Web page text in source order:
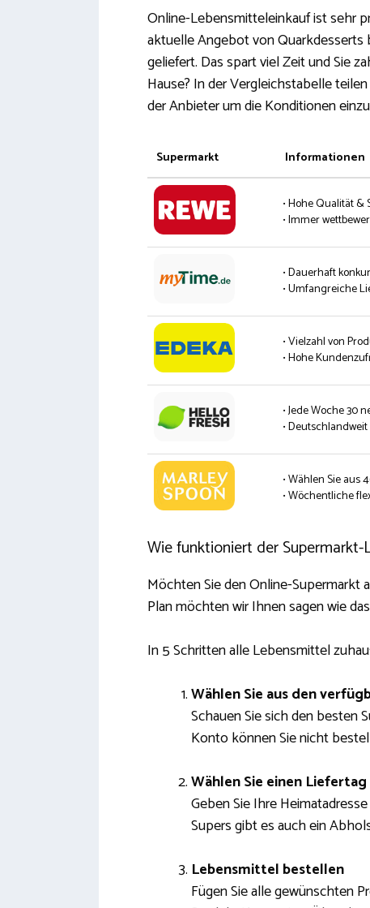
Online-Lebensmitteleinkauf ist sehr
aktuelle Angebot von Quarkdesserts
geliefert. Das spart viel Zeit und Sie
Hause? In der Vergleichstabelle
der Anbieter um die Konditionen
Supermarkt Informationen
• Hohe Qualität &
• Immer
• Dauerhaft
• Umfangreiche
• Vielzahl von
• Hohe
• Jede Woche 30
•
• Wählen Sie aus
• Wöchentliche
Wie funktioniert der Supermarkt-
Möchten Sie den Online-Supermarkt
Plan möchten wir Ihnen sagen wie
In 5 Schritten alle Lebensmittel
Wählen Sie aus den
Schauen Sie sich den besten
Konto können Sie nicht
Wählen Sie einen
Geben Sie Ihre
Supers gibt es auch ein
Lebensmittel bestellen
Fügen Sie alle gewünschten